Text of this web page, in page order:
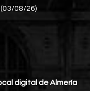
08/26)
digital de Almería